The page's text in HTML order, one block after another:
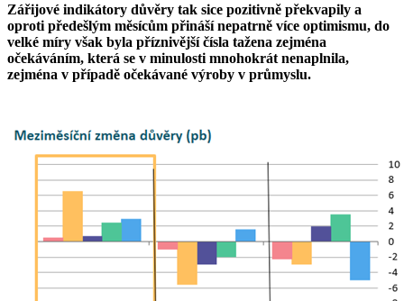
Zářijové indikátory důvěry tak sice pozitivně překvapily a
oproti předešlým měsícům přináší nepatrně více optimismu, do
velké míry však byla příznivější čísla tažena zejména
očekáváním, která se v minulosti mnohokrát nenaplnila,
zejména v případě očekávané výroby v průmyslu.